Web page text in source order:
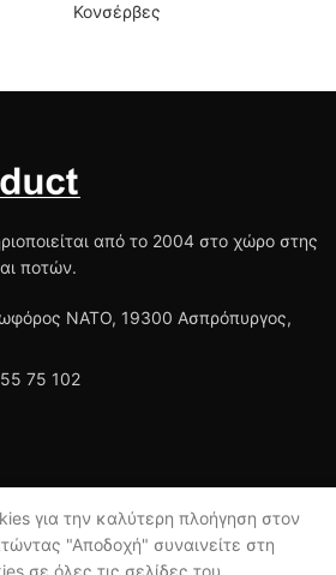
Κονσέρβες
από το 2004 στο χώρο στης
ποτών.
ΝΑΤΟ, 19300 Ασπρόπυργος,
75 102
για την καλύτερη πλοήγηση στον
"Αποδοχή" συναινείτε στη
σε όλες τις σελίδες του.